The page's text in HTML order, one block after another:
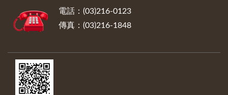
電話：(03)216-0123
傳真：(03)216-1848